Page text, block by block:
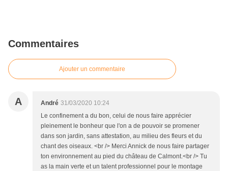
Commentaires
Ajouter un commentaire
A André 31/03/2020 10:24
Le confinement a du bon, celui de nous faire apprécier
pleinement le bonheur que l'on a de pouvoir se promener
dans son jardin, sans attestation, au milieu des fleurs et du
chant des oiseaux. <br /> Merci Annick de nous faire partager
ton environnement au pied du château de Calmont.<br /> Tu
as la main verte et un talent professionnel pour le montage